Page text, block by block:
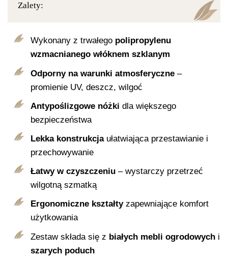
Zalety:
Wykonany z trwałego polipropylenu
wzmacnianego włóknem szklanym
Odporny na warunki atmosferyczne –
promienie UV, deszcz, wilgoć
Antypoślizgowe nóżki dla większego
bezpieczeństwa
Lekka konstrukcjaułatwiająca przestawianie i
przechowywanie
Łatwy w czyszczeniu – wystarczy przetrzeć
wilgotną szmatką
Ergonomiczne kształtyzapewniające komfort
użytkowania
Zestaw składa się z białych mebli ogrodowych i
szarych poduch